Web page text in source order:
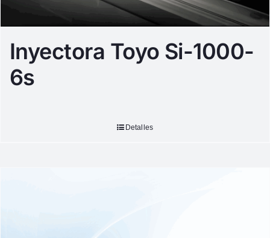
Inyectora Toyo Si-1000-
6s
Detalles